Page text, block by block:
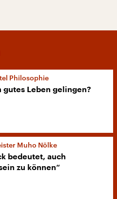
Philosophie
gutes Leben gelingen?
Muho Nölke
bedeutet, auch
zu können“